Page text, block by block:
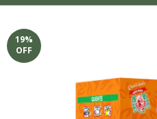
19%
OFF